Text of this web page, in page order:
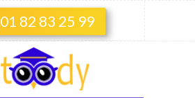
01 82 83 25 99